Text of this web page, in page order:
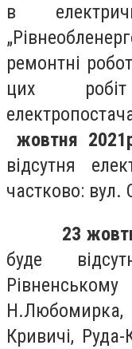
в
ремонтні
цих
жовтня
відсутня
частково: вул.
23 жовтня
буде
Кривичі,